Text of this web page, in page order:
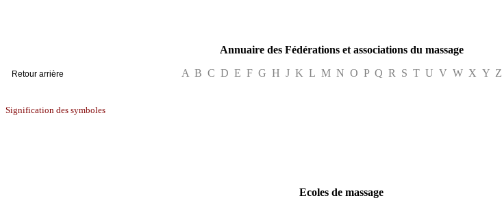
Annuaire des Fédérations et associations du massage
A B C D E F G H J K L M N O P Q R S T U V W X Y Z
Signification des symboles
Ecoles de massage